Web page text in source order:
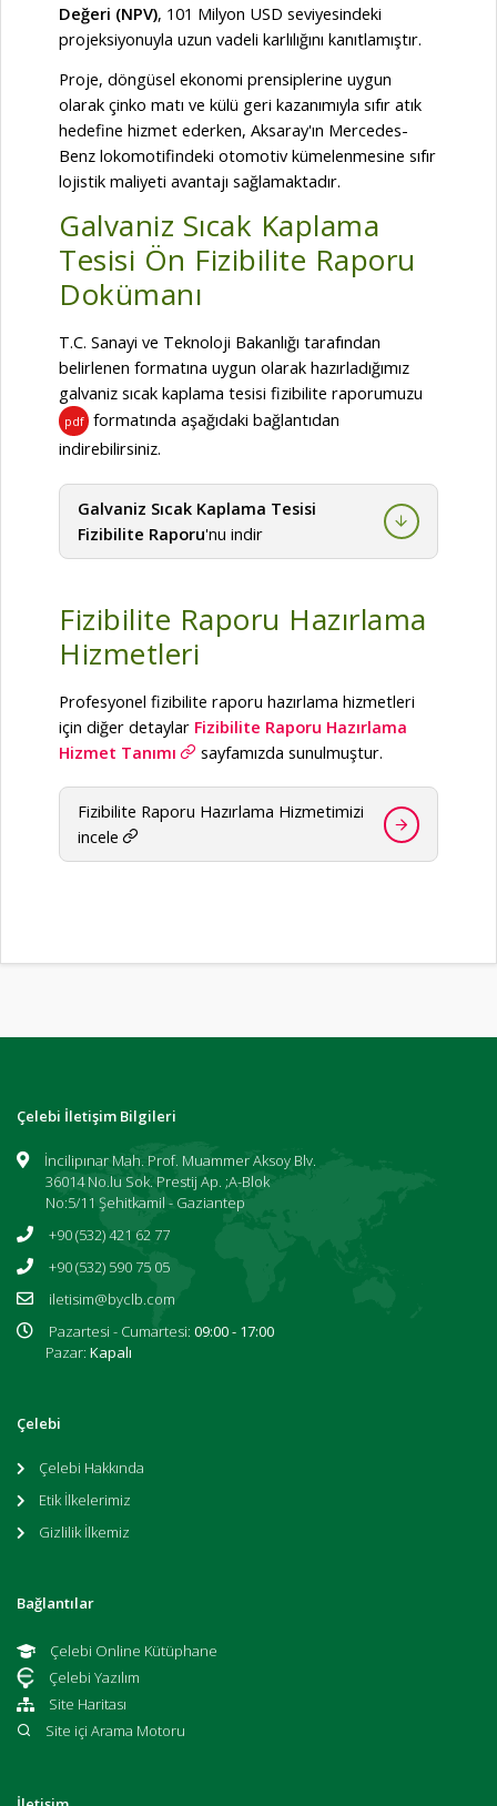
Değeri (NPV), 101 Milyon USD seviyesindeki
projeksiyonuyla uzun vadeli karlılığını kanıtlamıştır.
Proje, döngüsel ekonomi prensiplerine uygun
olarak çinko matı ve külü geri kazanımıyla sıfır atık
hedefine hizmet ederken, Aksaray'ın Mercedes-
Benz lokomotifindeki otomotiv kümelenmesine sıfır
lojistik maliyeti avantajı sağlamaktadır.
Galvaniz Sıcak Kaplama
Tesisi Ön Fizibilite Raporu
Dokümanı
T.C. Sanayi ve Teknoloji Bakanlığı tarafından
belirlenen formatına uygun olarak hazırladığımız
galvaniz sıcak kaplama tesisi fizibilite raporumuzu
pdf formatında aşağıdaki bağlantıdan
indirebilirsiniz.
Galvaniz Sıcak Kaplama Tesisi
Fizibilite Raporu'nu indir
Fizibilite Raporu Hazırlama
Hizmetleri
Profesyonel fizibilite raporu hazırlama hizmetleri
için diğer detaylar Fizibilite Raporu Hazırlama
Hizmet Tanımı
sayfamızda sunulmuştur.
Fizibilite Raporu Hazırlama Hizmetimizi
incele
Çelebi İletişim Bilgileri
İncilipınar Mah. Prof. Muammer Aksoy Blv.
36014 No.lu Sok. Prestij Ap. ;A-Blok
No:5/11 Şehitkamil - Gaziantep
+90 (532) 421 62 77
+90 (532) 590 75 05
iletisim@byclb.com
Pazartesi - Cumartesi: 09:00 - 17:00
Pazar: Kapalı
Çelebi
Çelebi Hakkında
Etik İlkelerimiz
Gizlilik İlkemiz
Bağlantılar
Çelebi Online Kütüphane
Çelebi Yazılım
Site Haritası
Site içi Arama Motoru